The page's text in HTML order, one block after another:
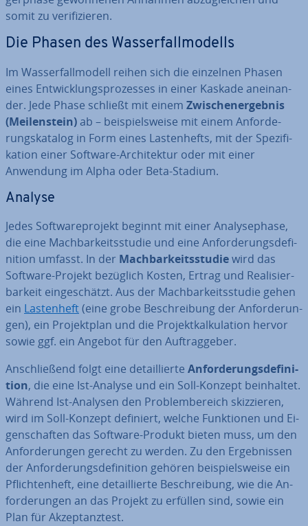
somit zu ve­ri­fi­zie­ren.
Die Phasen des Was­ser­fall­mo­dells
Im Was­ser­fall­mo­dell reihen sich die einzelnen Phasen
eines Ent­wick­lungs­pro­zes­ses in einer Kaskade an­ein­an­
der. Jede Phase schließt mit einem Zwi­schen­er­geb­nis
(Mei­len­stein)ab – bei­spiels­wei­se mit einem An­for­de­
rungs­ka­ta­log in Form eines Las­ten­hefts, mit der Spe­zi­fi­
ka­ti­on einer Software-Ar­chi­tek­tur oder mit einer
Anwendung im Alpha oder Beta-Stadium.
Analyse
Jedes Soft­ware­pro­jekt beginnt mit einer Ana­ly­se­pha­se,
die eine Mach­bar­keits­stu­die und eine An­for­de­rungs­de­fi­
ni­ti­on umfasst. In der Mach­bar­keits­stu­diewird das
Software-Projekt bezüglich Kosten, Ertrag und Rea­li­sier­
bar­keit ein­ge­schätzt. Aus der Mach­bar­keits­stu­die gehen
ein Las­ten­heft(eine grobe Be­schrei­bung der An­for­de­run­
gen), ein Pro­jekt­plan und die Pro­jekt­kal­ku­la­ti­on hervor
sowie ggf. ein Angebot für den Auf­trag­ge­ber.
An­schlie­ßend folgt eine de­tail­lier­te An­for­de­rungs­de­fi­ni­
ti­on, die eine Ist-Analyse und ein Soll-Konzept be­inhal­tet.
Während Ist-Analysen den Pro­blem­be­reich skiz­zie­ren,
wird im Soll-Konzept definiert, welche Funk­tio­nen und Ei­
gen­schaf­ten das Software-Produkt bieten muss, um den
An­for­de­run­gen gerecht zu werden. Zu den Er­geb­nis­sen
der An­for­de­rungs­de­fi­ni­ti­on gehören bei­spiels­wei­se ein
Pflich­ten­heft, eine de­tail­lier­te Be­schrei­bung, wie die An­
for­de­run­gen an das Projekt zu erfüllen sind, sowie ein
Plan für Ak­zep­tanz­test.